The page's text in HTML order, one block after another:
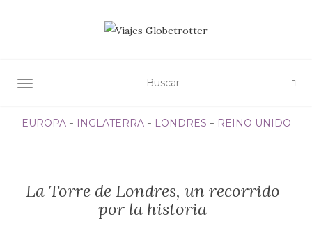
ALTERNAR NAVEGACIÓN
EUROPA INGLATERRA LONDRES REINO UNIDO
La Torre de Londres, un recorrido
por la historia